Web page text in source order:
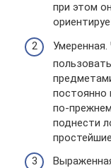
при этом
постоянно
по-
поднести